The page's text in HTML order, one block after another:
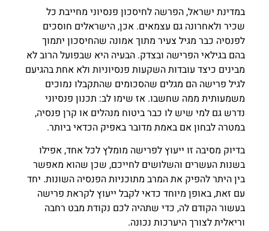
במדינת ישראל, הפרשה לחיסכון פנסיוני מחייבת כל
שכיר ולאחרונה גם עצמאים. אכן, הישראלים חוסכים
לפנסיה כבר מגיל צעיר מתוך אמונה שהחיסכון יתמוך
בהם בגילאי הפרישה ובצדק. הבעיה היא שבפועל הרוב לא
מבינים כיצד עובדות השקעות פנסיוניות ולא אחת בהגיעם
לגיל פרישה הם מגלים שהסכומים שהתקבלו נמוכים
משמעותית ממה שחשבו. אז שימו לב: תכנון פנסיוני
נדרש גם למי שיש לו כבר ביטוח מנהלים או קרן פנסיה,
במטרה לבחון אם באמת מדובר באפיק הכדאי ביותר.
בדיוק מסיבה זו ייעוץ לפרישה מומלץ לכל אחד, אפילו
בשנות העשרים והשלושים לחייכם, שכן שהוא מאפשר
בין היתר להפיק את המרב מתוכניות הפנסיה השונות. יחד
עם זאת, באופן מיוחד כדאי לקבל ייעוץ לקראת פרישה
בעשור הקודם לה, כדי שתהיה לכם נקודת מבט רחבה
וריאלית לצורך היערכות נכונה.